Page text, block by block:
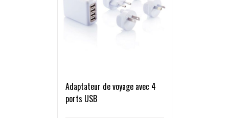
Adaptateur de voyage avec 4
ports USB